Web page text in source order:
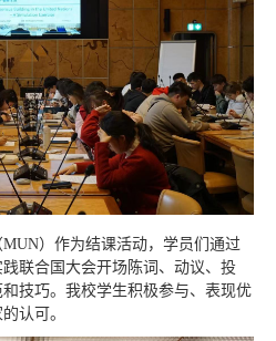
）作为结课活动，学员们通过
联合国大会开场陈词、动议、投
技巧。我校学生积极参与、表现优
认可。